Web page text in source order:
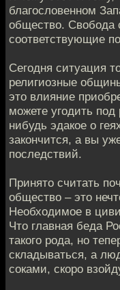
благословенном
общество. Свобода
соответствующие
Сегодня ситуация
религиозные
это влияние
можете угодить под
нибудь эдакое о
закончится, а вы
последствий.
Принято считать
общество – это
Необходимое в
Что главная беда
такого рода, но
складываться, а
соками, скоро